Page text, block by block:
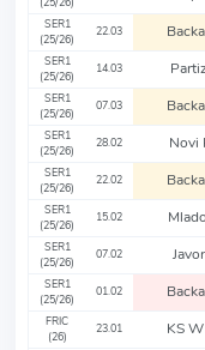
SER1
(25/26)
22.03
SER1
(25/26)
14.03
SER1
(25/26)
07.03
SER1
(25/26)
28.02 Novi
SER1
(25/26)
22.02
SER1
(25/26)
15.02
SER1
(25/26)
07.02
SER1
(25/26)
01.02
FRIC
(26)
23.01 KS